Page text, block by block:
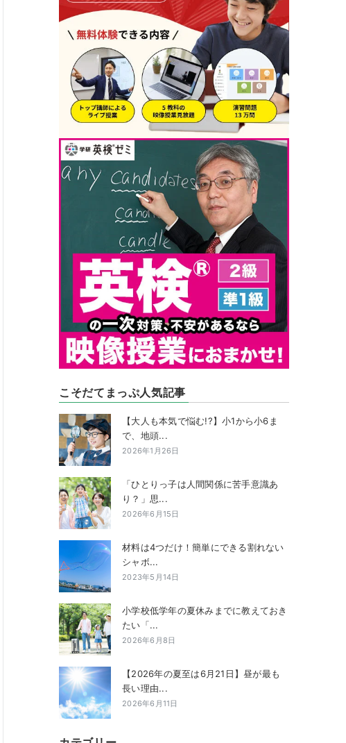
こそだてまっぷ人気記事
【大人も本気で悩む!?】小1から小6ま
で、地頭...
2026年1月26日
「ひとりっ子は人間関係に苦手意識あ
り？」思...
2026年6月15日
材料は4つだけ！簡単にできる割れない
シャボ...
2023年5月14日
小学校低学年の夏休みまでに教えておき
たい「...
2026年6月8日
【2026年の夏至は6月21日】昼が最も
長い理由...
2026年6月11日